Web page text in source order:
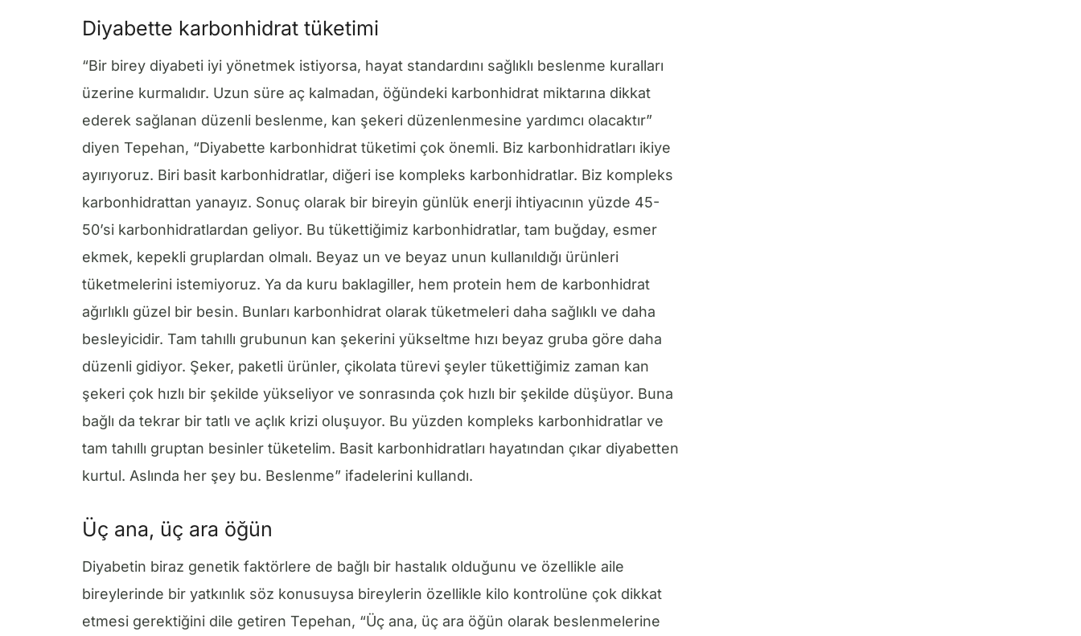
Diyabette karbonhidrat tüketimi
“Bir birey diyabeti iyi yönetmek istiyorsa, hayat standardını sağlıklı beslenme kuralları
üzerine kurmalıdır. Uzun süre aç kalmadan, öğündeki karbonhidrat miktarına dikkat
ederek sağlanan düzenli beslenme, kan şekeri düzenlenmesine yardımcı olacaktır”
diyen Tepehan, “Diyabette karbonhidrat tüketimi çok önemli. Biz karbonhidratları ikiye
ayırıyoruz. Biri basit karbonhidratlar, diğeri ise kompleks karbonhidratlar. Biz kompleks
karbonhidrattan yanayız. Sonuç olarak bir bireyin günlük enerji ihtiyacının yüzde 45-
50’si karbonhidratlardan geliyor. Bu tükettiğimiz karbonhidratlar, tam buğday, esmer
ekmek, kepekli gruplardan olmalı. Beyaz un ve beyaz unun kullanıldığı ürünleri
tüketmelerini istemiyoruz. Ya da kuru baklagiller, hem protein hem de karbonhidrat
ağırlıklı güzel bir besin. Bunları karbonhidrat olarak tüketmeleri daha sağlıklı ve daha
besleyicidir. Tam tahıllı grubunun kan şekerini yükseltme hızı beyaz gruba göre daha
düzenli gidiyor. Şeker, paketli ürünler, çikolata türevi şeyler tükettiğimiz zaman kan
şekeri çok hızlı bir şekilde yükseliyor ve sonrasında çok hızlı bir şekilde düşüyor. Buna
bağlı da tekrar bir tatlı ve açlık krizi oluşuyor. Bu yüzden kompleks karbonhidratlar ve
tam tahıllı gruptan besinler tüketelim. Basit karbonhidratları hayatından çıkar diyabetten
kurtul. Aslında her şey bu. Beslenme” ifadelerini kullandı.
Üç ana, üç ara öğün
Diyabetin biraz genetik faktörlere de bağlı bir hastalık olduğunu ve özellikle aile
bireylerinde bir yatkınlık söz konusuysa bireylerin özellikle kilo kontrolüne çok dikkat
etmesi gerektiğini dile getiren Tepehan, “Üç ana, üç ara öğün olarak beslenmelerine